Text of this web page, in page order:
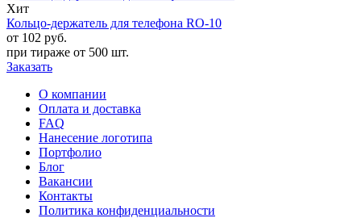
Хит
Кольцо-держатель для телефона RO-10
от 102 руб.
при тираже от 500 шт.
Заказать
О компании
Оплата и доставка
FAQ
Нанесение логотипа
Портфолио
Блог
Вакансии
Контакты
Политика конфиденциальности